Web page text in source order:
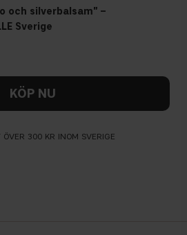
och silverbalsam" –
Sverige
KÖP NU
ÖVER 300 KR INOM SVERIGE